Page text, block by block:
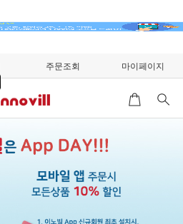
주문조회 마이페이지